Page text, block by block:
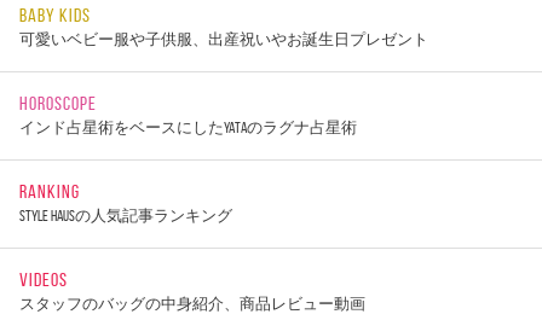
BABY KIDS
可愛いベビー服や子供服、出産祝いやお誕生日プレゼント
HOROSCOPE
インド占星術をベースにしたYATAのラグナ占星術
RANKING
STYLE HAUSの人気記事ランキング
VIDEOS
スタッフのバッグの中身紹介、商品レビュー動画